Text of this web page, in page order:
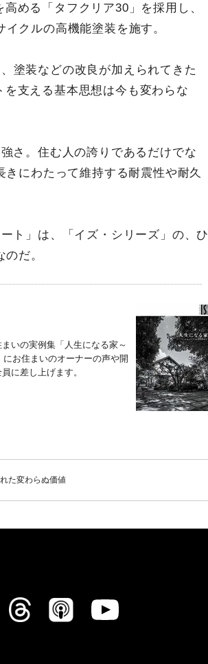
める「タフクリア30」を採用し、
クルの高機能塗装を施す。
塗装などの改良が加えられてきた
支える基本思想は今も変わらな
さ。住む人の誇りであるだけでな
にわたって維持する耐震性や耐久
ト」は、「イズ・シリーズ」の、ひ
だ。
いの実例集「人生になる家～
お住まいのオーナーの声や開
に差し上げます。
た変わらぬ価値